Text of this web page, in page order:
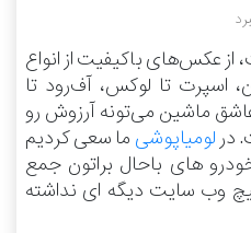
از عکس‌های باکیفیت از انواع
اسپرت تا لوکس، آف‌رود تا
ماشین می‌تونه آرزوش رو
در لومیاپوشی ما سعی کردیم
های باحال براتون جمع
وب سایت دیگه ای نداشته